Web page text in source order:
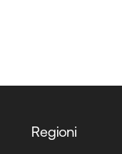
Regioni